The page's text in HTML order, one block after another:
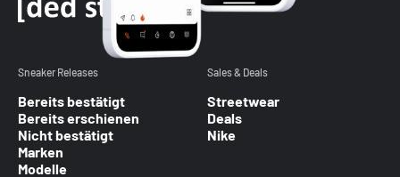
Sneaker Releases
Bereits bestätigt
Bereits erschienen
Nicht bestätigt
Marken
Modelle
Sales & Deals
Streetwear
Deals
Nike